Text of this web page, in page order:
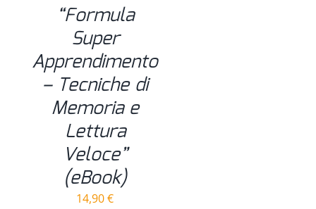
“Formula
Super
Apprendimento
– Tecniche di
Memoria e
Lettura
Veloce”
(eBook)
14,90€